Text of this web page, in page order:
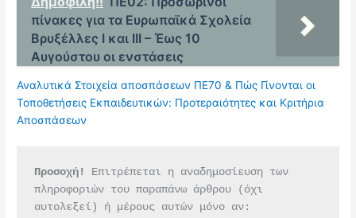
πίνακες για τα Ευρωπαϊκά Σχολεία
Βρυξέλλες Ι και ΙΙΙ – Έως 10
Αυγούστου οι ενστάσεις
Αναλυτικά Στοιχεία αποσπάσεων ΠΕ70 & Πώς Γίνονται οι
Τοποθετήσεις Εκπαιδευτικών: Προτεραιότητες και Κριτήρια
Αποσπάσεων
Προσοχή!
Επιτρέπεται η αναδημοσίευση των
πληροφοριών του παραπάνω άρθρου (όχι
αυτολεξεί) ή μέρους αυτών μόνο αν: